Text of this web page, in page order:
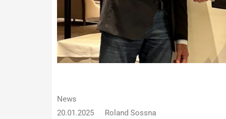
News
20.01.2025
Roland Sossna